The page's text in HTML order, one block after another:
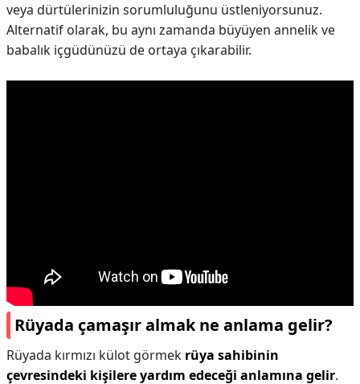
veya dürtülerinizin sorumluluğunu üstleniyorsunuz.
Alternatif olarak, bu aynı zamanda büyüyen annelik ve
babalık içgüdünüzü de ortaya çıkarabilir.
Rüyada çamaşır almak ne anlama gelir?
Rüyada kırmızı külot görmek rüya sahibinin
çevresindeki kişilere yardım edeceği anlamına gelir.